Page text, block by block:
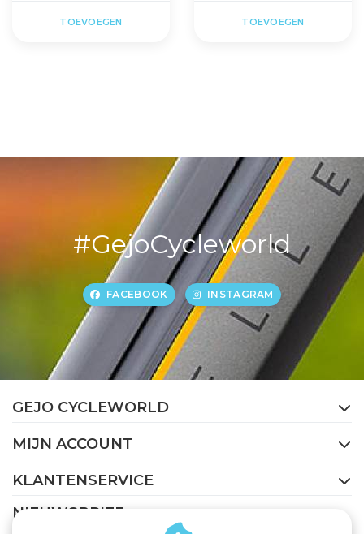
TOEVOEGEN TOEVOEGEN
#GejoCycleworld
FACEBOOK INSTAGRAM
GEJO CYCLEWORLD
MIJN ACCOUNT
KLANTENSERVICE
NIEUWSBRIEF